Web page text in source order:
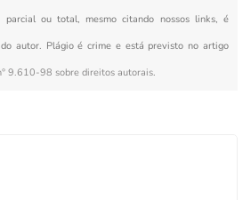
parcial ou total, mesmo citando nossos links, é
autor. Plágio é crime e está previsto no artigo
9.610-98 sobre direitos autorais.